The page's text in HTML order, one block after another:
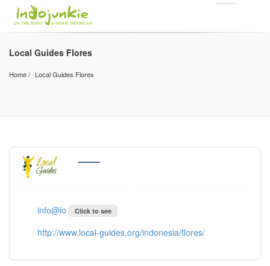
Local Guides Flores
Home Local Guides Flores
info@lo Click to see
http://www.local-guides.org/indonesia/flores/